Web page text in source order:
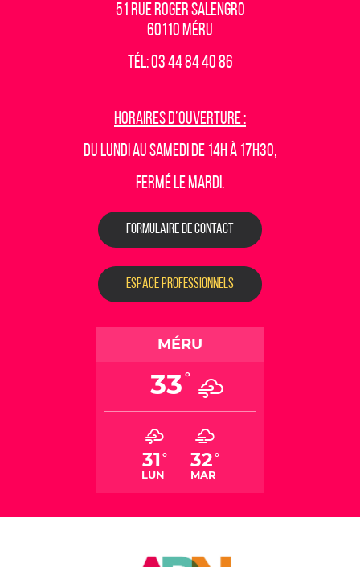
51 rue Roger Salengro
60110 Méru
Tél: 03 44 84 40 86
Horaires d’ouverture :
Du lundi au samedi de 14h à 17h30,
fermé le mardi.
FORMULAIRE DE CONTACT
ESPACE PROFESSIONNELS
MÉRU
33 °
31 °
LUN
32°
MAR